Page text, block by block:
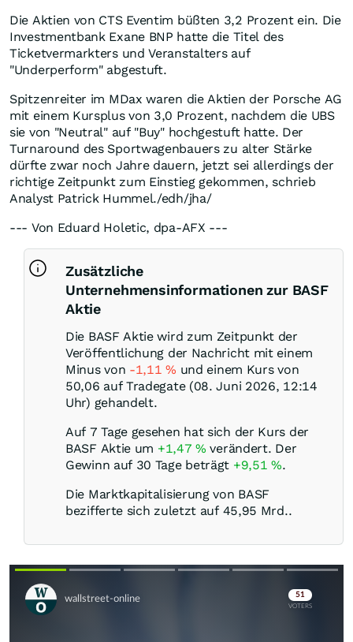
Die Aktien von CTS Eventim büßten 3,2 Prozent ein. Die
Investmentbank Exane BNP hatte die Titel des
Ticketvermarkters und Veranstalters auf
"Underperform" abgestuft.
Spitzenreiter im MDax waren die Aktien der Porsche AG
mit einem Kursplus von 3,0 Prozent, nachdem die UBS
sie von "Neutral" auf "Buy" hochgestuft hatte. Der
Turnaround des Sportwagenbauers zu alter Stärke
dürfte zwar noch Jahre dauern, jetzt sei allerdings der
richtige Zeitpunkt zum Einstieg gekommen, schrieb
Analyst Patrick Hummel./edh/jha/
--- Von Eduard Holetic, dpa-AFX ---
Zusätzliche
Unternehmensinformationen zur BASF
Aktie
Die BASF Aktie wird zum Zeitpunkt der
Veröffentlichung der Nachricht mit einem
Minus von -1,11% und einem Kurs von
50,06 auf Tradegate (08. Juni 2026, 12:14
Uhr) gehandelt.
Auf 7 Tage gesehen hat sich der Kurs der
BASF Aktie um +1,47% verändert. Der
Gewinn auf 30 Tage beträgt +9,51%.
Die Marktkapitalisierung von BASF
bezifferte sich zuletzt auf 45,95 Mrd..
Skip